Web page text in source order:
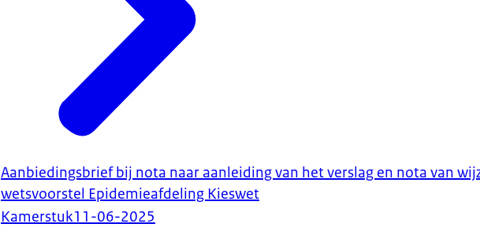
Aanbiedingsbrief bij nota naar aanleiding van het verslag en nota van
wetsvoorstel Epidemieafdeling Kieswet
Kamerstuk11-06-2025